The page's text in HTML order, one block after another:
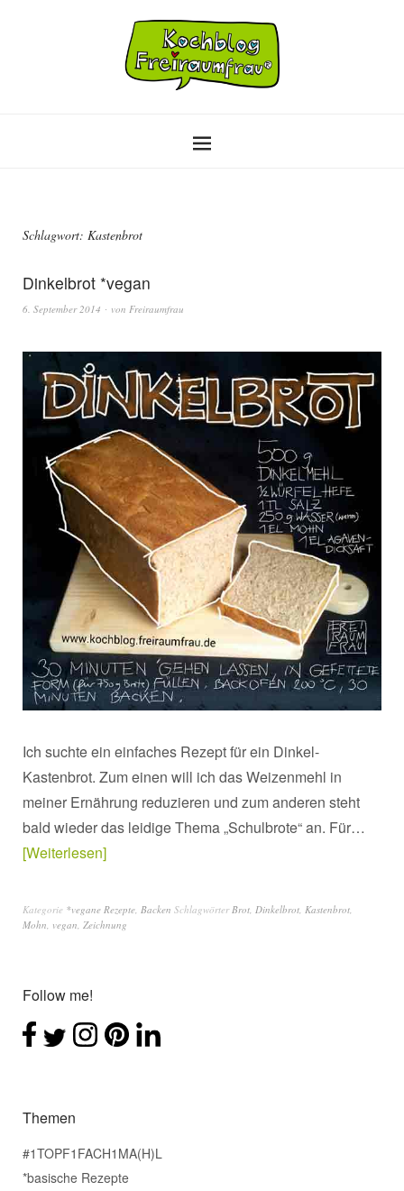
Schlagwort: Kastenbrot
Dinkelbrot *vegan
6. September 2014 von Freiraumfrau
Ich suchte ein einfaches Rezept für ein Dinkel-
Kastenbrot. Zum einen will ich das Weizenmehl in
meiner Ernährung reduzieren und zum anderen steht
bald wieder das leidige Thema „Schulbrote“ an. Für…
Weiterlesen
Kategorie *vegane Rezepte Backen Schlagwörter Brot Dinkelbrot Kastenbrot
Mohn vegan Zeichnung
Follow me!
Themen
#1TOPF1FACH1MA(H)L
*basische Rezepte